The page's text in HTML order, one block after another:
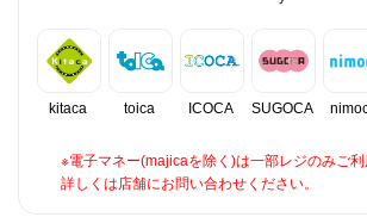
kitaca toica ICOCA SUGOCA
※電子マネー(majicaを除く)は一部レジのみご利
詳しくは店舗にお問い合わせください。